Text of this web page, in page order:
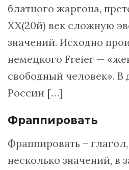
блатного жаргона,
XX(20й) век сложную
значений. Исходно
немецкого Freier —
свободный человек».
России […]
Фраппировать
Фраппировать –
несколько значений, в